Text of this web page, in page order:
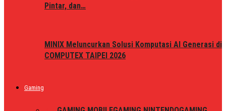
Pintar, dan…
MINIX Meluncurkan Solusi Komputasi AI Generasi di
COMPUTEX TAIPEI 2026
Gaming